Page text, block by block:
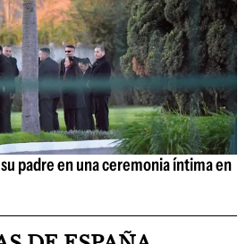
padre en una ceremonia íntima en